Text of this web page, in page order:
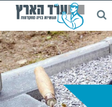
דלג
לתוכן
המרכזי